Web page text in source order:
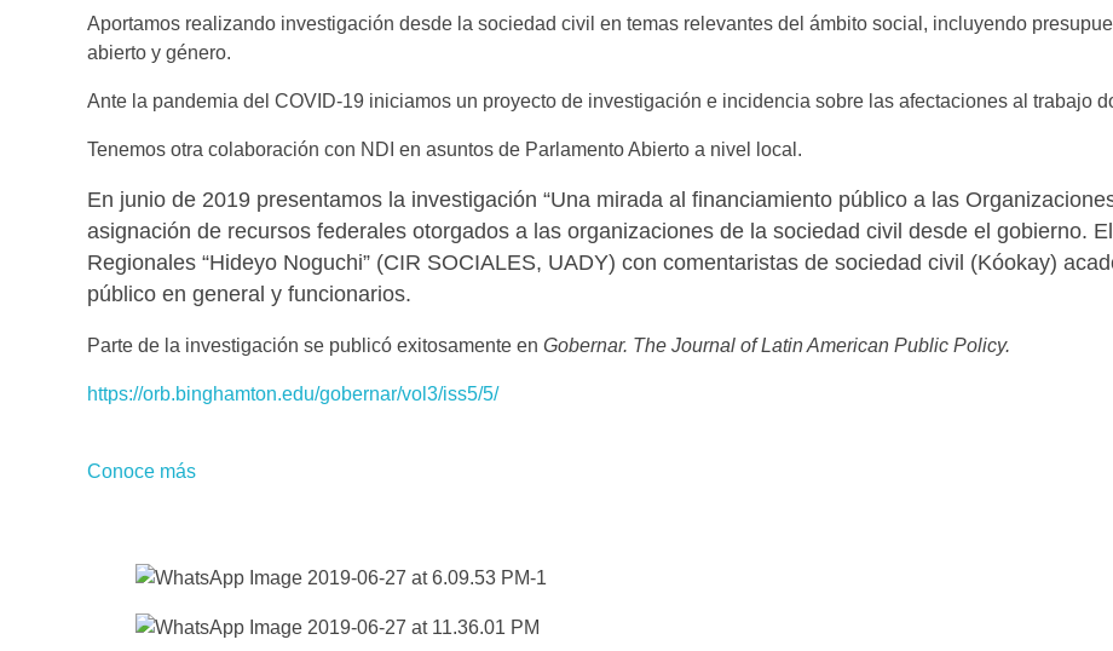
Aportamos realizando investigación desde la sociedad civil en temas relevantes del ámbito social, incluyendo
abierto y género.
Ante la pandemia del COVID-19 iniciamos un proyecto de investigación e incidencia sobre las afectaciones al trabajo
Tenemos otra colaboración con NDI en asuntos de Parlamento Abierto a nivel local.
En junio de 2019 presentamos la investigación “Una mirada al financiamiento público a las
asignación de recursos federales otorgados a las organizaciones de la sociedad civil desde el gobierno.
Regionales “Hideyo Noguchi” (CIR SOCIALES, UADY) con comentaristas de sociedad civil (Kóokay)
público en general y funcionarios.
Parte de la investigación se publicó exitosamente en Gobernar. The Journal of Latin American Public Policy.
https://orb.binghamton.edu/gobernar/vol3/iss5/5/
Conoce más